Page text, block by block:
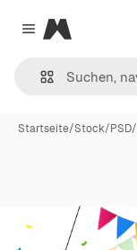
Close menu
Magnific
Startseite/Stock/PSD/